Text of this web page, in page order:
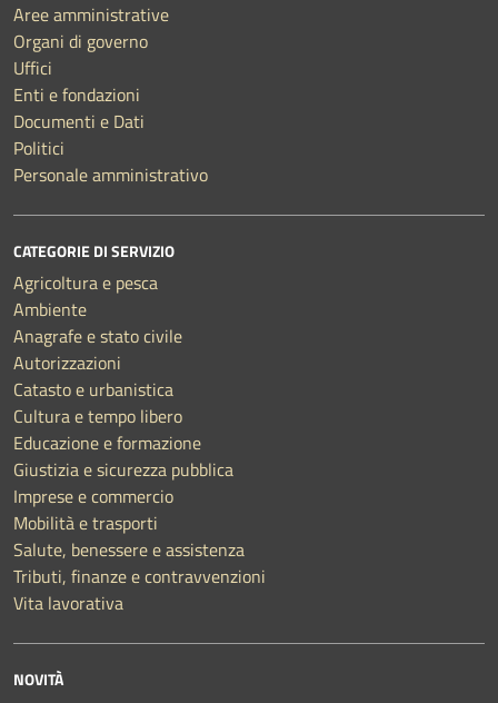
Aree amministrative
Organi di governo
Uffici
Enti e fondazioni
Documenti e Dati
Politici
Personale amministrativo
CATEGORIE DI SERVIZIO
Agricoltura e pesca
Ambiente
Anagrafe e stato civile
Autorizzazioni
Catasto e urbanistica
Cultura e tempo libero
Educazione e formazione
Giustizia e sicurezza pubblica
Imprese e commercio
Mobilità e trasporti
Salute, benessere e assistenza
Tributi, finanze e contravvenzioni
Vita lavorativa
NOVITÀ